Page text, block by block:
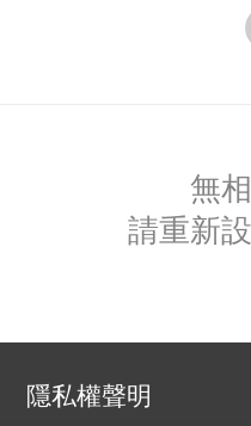
無
請重新
隱私權聲明